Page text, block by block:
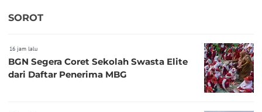
SOROT
16 jam lalu
BGN Segera Coret Sekolah Swasta Elite
dari Daftar Penerima MBG